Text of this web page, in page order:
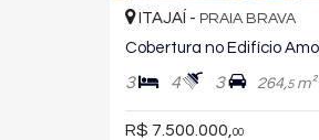
ITAJAÍ - PRAIA BRAVA
3 4 3 264,5m²
R$ 7.500.000, 00